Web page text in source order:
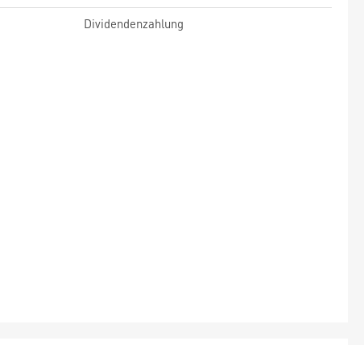
Dividendenzahlung